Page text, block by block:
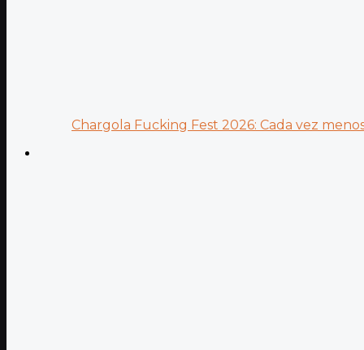
Chargola Fucking Fest 2026: Cada vez